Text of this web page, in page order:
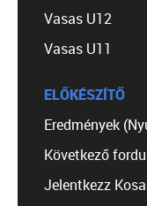
Vasas U12
Vasas U11
ELŐKÉSZÍTŐ
Eredmények
Következő
Jelentkezz